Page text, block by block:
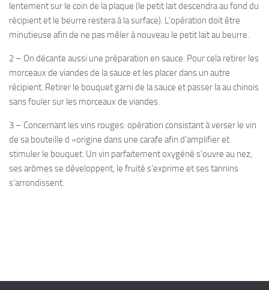
Entrées
Sauces
lentement sur le coin de la plaque (le petit lait descendra au fond du
récipient et le beurre restera à la surface). L’opération doit être
minutieuse afin de ne pas mêler à nouveau le petit lait au beurre.
2 – On décante aussi une préparation en sauce. Pour cela retirer les
morceaux de viandes de la sauce et les placer dans un autre
récipient. Retirer le bouquet garni de la sauce et passer la au chinois
sans fouler sur les morceaux de viandes.
3 – Concernant les vins rouges: opération consistant à verser le vin
de sa bouteille d »origine dans une carafe afin d’amplifier et
stimuler le bouquet. Un vin parfaitement oxygéné s’ouvre au nez,
ses arômes se développent, le fruité s’exprime et ses tannins
s’arrondissent.